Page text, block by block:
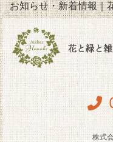
お知らせ・新着情報
株式